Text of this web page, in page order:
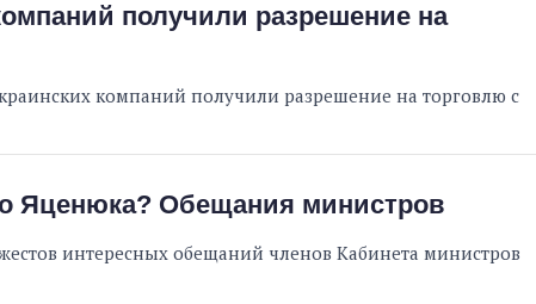
получили разрешение на
компаний получили разрешение на торговлю с
Яценюка? Обещания министров
интересных обещаний членов Кабинета министров